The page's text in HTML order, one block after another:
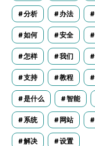
分析 办法
如何 安全
怎样 我们
支持 教程
是什么 智能
系统 网站
解决 设置